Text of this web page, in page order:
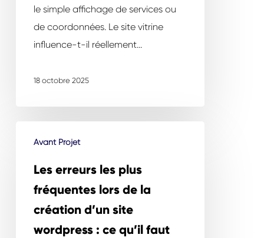
le simple affichage de services ou
de coordonnées. Le site vitrine
influence-t-il réellement…
18 octobre 2025
erreurs
fréquentes
Avant Projet
Les erreurs les plus
fréquentes lors de la
création d’un site
wordpress : ce qu’il faut